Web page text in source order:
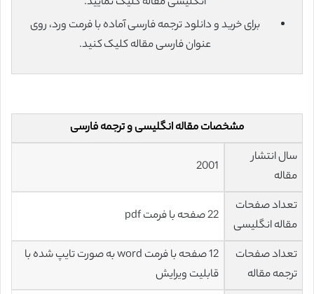
برای خرید و دانلود ترجمه فارسی آماده با فرمت ورد، روی
عنوان فارسی مقاله کلیک کنید.
مشخصات مقاله انگلیسی و ترجمه فارسی
سال انتشار
مقاله
2001
تعداد صفحات
مقاله انگلیسی
22 صفحه با فرمت pdf
تعداد صفحات
ترجمه مقاله
12 صفحه با فرمت word به صورت تایپ شده با
قابلیت ویرایش